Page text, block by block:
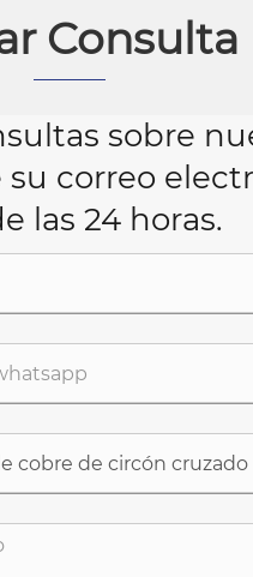
Consulta
sobre
su correo
las 24 horas.